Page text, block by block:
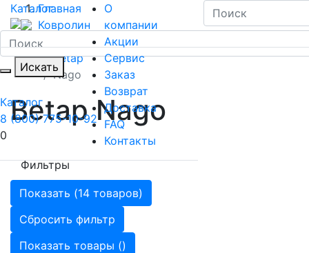
Искать
Каталог
8 (800) 775-10-92
0
Каталог
О
компании
Акции
Сервис
Заказ
Возврат
Доставка
FAQ
Контакты
Главная
Ковролин
Коллекции ковролин
Betap
Nago
Betap Nago
Фильтры
Показать (14 товаров)
Сбросить фильтр
Показать товары ()